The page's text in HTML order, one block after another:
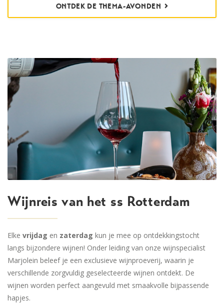
ONTDEK DE THEMA-AVONDEN
Wijnreis van het ss Rotterdam
Elke vrijdag en zaterdag kun je mee op ontdekkingstocht
langs bijzondere wijnen! Onder leiding van onze wijnspecialist
Marjolein beleef je een exclusieve wijnproeverij, waarin je
verschillende zorgvuldig geselecteerde wijnen ontdekt. De
wijnen worden perfect aangevuld met smaakvolle bijpassende
hapjes.